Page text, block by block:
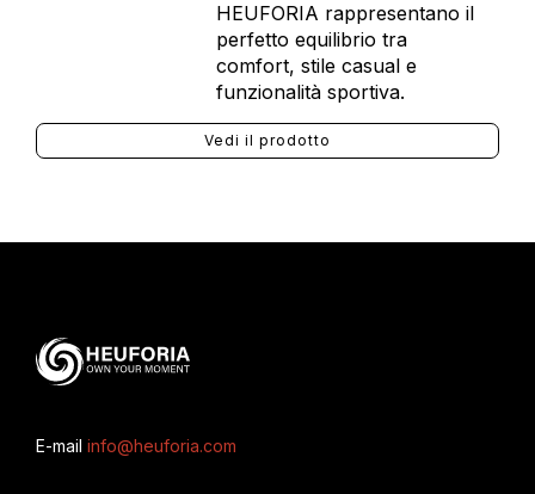
HEUFORIA rappresentano il
perfetto equilibrio tra
comfort, stile casual e
funzionalità sportiva.
Vedi il prodotto
E-mail info@heuforia.com